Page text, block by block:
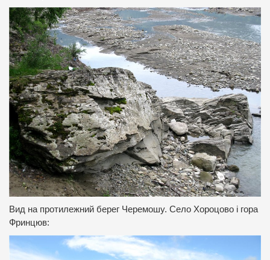
Вид на протилежний берег Черемошу. Село Хороцово і гора
Фринцюв: